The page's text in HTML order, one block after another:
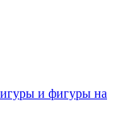
и фигуры на